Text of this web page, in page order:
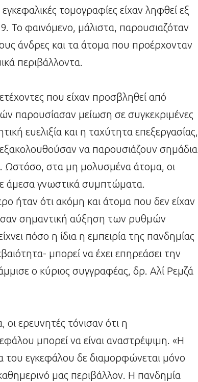
τομογραφίες είχαν ληφθεί εξ
Το φαινόμενο, μάλιστα, παρουσιαζόταν
άνδρες και τα άτομα που προέρχονταν
περιβάλλοντα.
που είχαν προσβληθεί από
παρουσίασαν μείωση σε συγκεκριμένες
ευελιξία και η ταχύτητα επεξεργασίας,
εξακολουθούσαν να παρουσιάζουν σημάδια
Ωστόσο, στα μη μολυσμένα άτομα, οι
άμεσα γνωστικά συμπτώματα.
ήταν ότι ακόμη και άτομα που δεν είχαν
σημαντική αύξηση των ρυθμών
πόσο η ίδια η εμπειρία της πανδημίας
μπορεί να έχει επηρεάσει την
ο κύριος συγγραφέας, δρ. Αλί Ρεμζά
ερευνητές τόνισαν ότι η
μπορεί να είναι αναστρέψιμη. «Η
του εγκεφάλου δε διαμορφώνεται μόνο
μας περιβάλλον. Η πανδημία